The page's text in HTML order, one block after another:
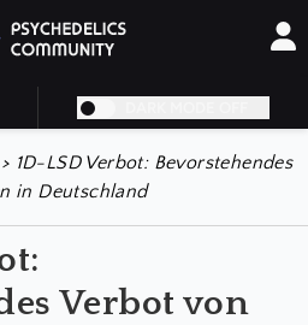
1D-LSD Verbot: Bevorstehendes
in Deutschland
Verbot von